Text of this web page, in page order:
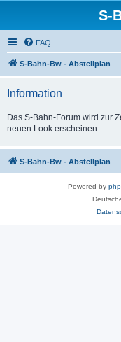
S-
FAQ
S-Bahn-Bw - Abstellplan
Information
Das S-Bahn-Forum wird zur
neuen Look erscheinen.
S-Bahn-Bw - Abstellplan
Powered by